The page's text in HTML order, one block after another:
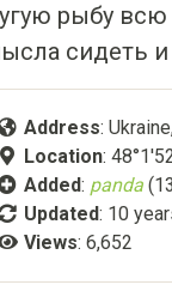
рыбу
сидеть и
Address:
Location:
Added: panda
Updated: 10
Views: 6,652